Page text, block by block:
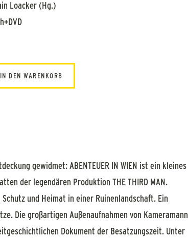
Loacker (Hg.)
IN DEN WARENKORB
gewidmet: ABENTEUER IN WIEN ist ein kleines
der legendären Produktion THE THIRD MAN.
und Heimat in einer Ruinenlandschaft. Ein
Die großartigen Außenaufnahmen von Kameramann
Dokument der Besatzungszeit. Unter